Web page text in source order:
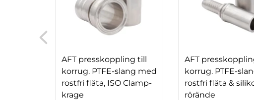
AFT presskoppling till
korrug. PTFE-slang med
rostfri fläta, ISO Clamp-
krage
AFT
korrug. PTFE-
rostfri fläta &
rörände